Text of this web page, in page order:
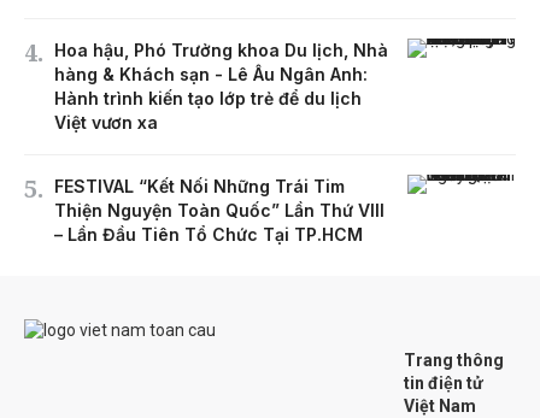
Hoa hậu, Phó Trưởng khoa Du lịch, Nhà
hàng & Khách sạn - Lê Âu Ngân Anh:
Hành trình kiến tạo lớp trẻ để du lịch
Việt vươn xa
FESTIVAL “Kết Nối Những Trái Tim
Thiện Nguyện Toàn Quốc” Lần Thứ VIII
– Lần Đầu Tiên Tổ Chức Tại TP.HCM
Trang thông
tin điện tử
Việt Nam